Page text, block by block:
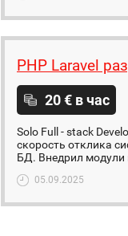
PHP Laravel
20 € в час
Solo Full - stack
скорость отклика
БД. Внедрил модули
05.09.2025